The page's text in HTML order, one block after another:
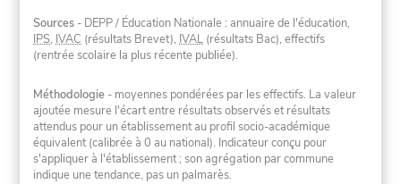
Sources - DEPP / Éducation Nationale : annuaire de l'éducation,
IPS, IVAC (résultats Brevet), IVAL (résultats Bac), effectifs
(rentrée scolaire la plus récente publiée).
Méthodologie - moyennes pondérées par les effectifs. La valeur
ajoutée mesure l'écart entre résultats observés et résultats
attendus pour un établissement au profil socio-académique
équivalent (calibrée à 0 au national). Indicateur conçu pour
s'appliquer à l'établissement ; son agrégation par commune
indique une tendance, pas un palmarès.